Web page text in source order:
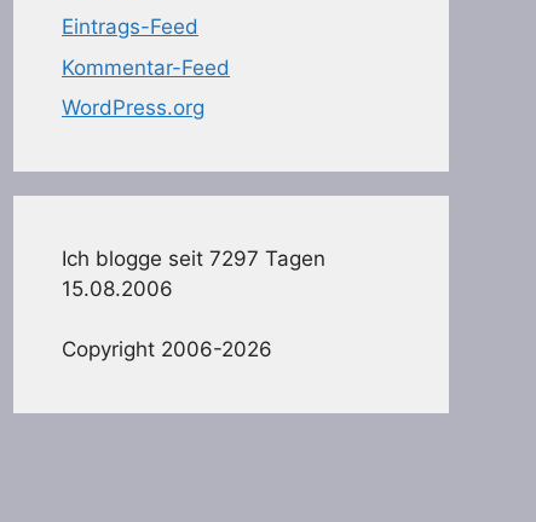
Eintrags-Feed
Kommentar-Feed
WordPress.org
Ich blogge seit 7297 Tagen
15.08.2006
Copyright 2006-2026